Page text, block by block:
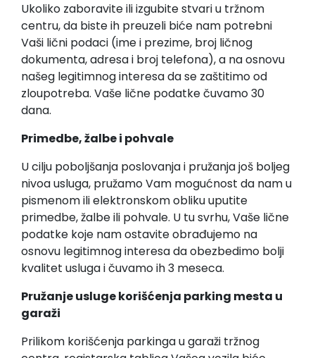
Ukoliko zaboravite ili izgubite stvari u tržnom
centru, da biste ih preuzeli biće nam potrebni
Vaši lični podaci (ime i prezime, broj ličnog
dokumenta, adresa i broj telefona), a na osnovu
našeg legitimnog interesa da se zaštitimo od
zloupotreba. Vaše lične podatke čuvamo 30
dana.
Primedbe, žalbe i pohvale
U cilju poboljšanja poslovanja i pružanja još boljeg
nivoa usluga, pružamo Vam mogućnost da nam u
pismenom ili elektronskom obliku uputite
primedbe, žalbe ili pohvale. U tu svrhu, Vaše lične
podatke koje nam ostavite obrađujemo na
osnovu legitimnog interesa da obezbedimo bolji
kvalitet usluga i čuvamo ih 3 meseca.
Pružanje usluge korišćenja parking mesta u
garaži
Prilikom korišćenja parkinga u garaži tržnog